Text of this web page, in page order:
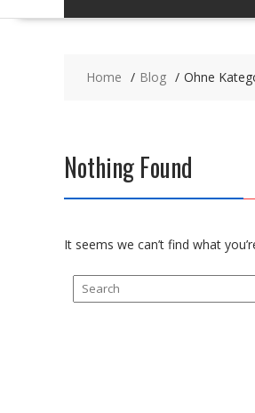
Home Blog Ohne
Nothing Found
It seems we can’t find what